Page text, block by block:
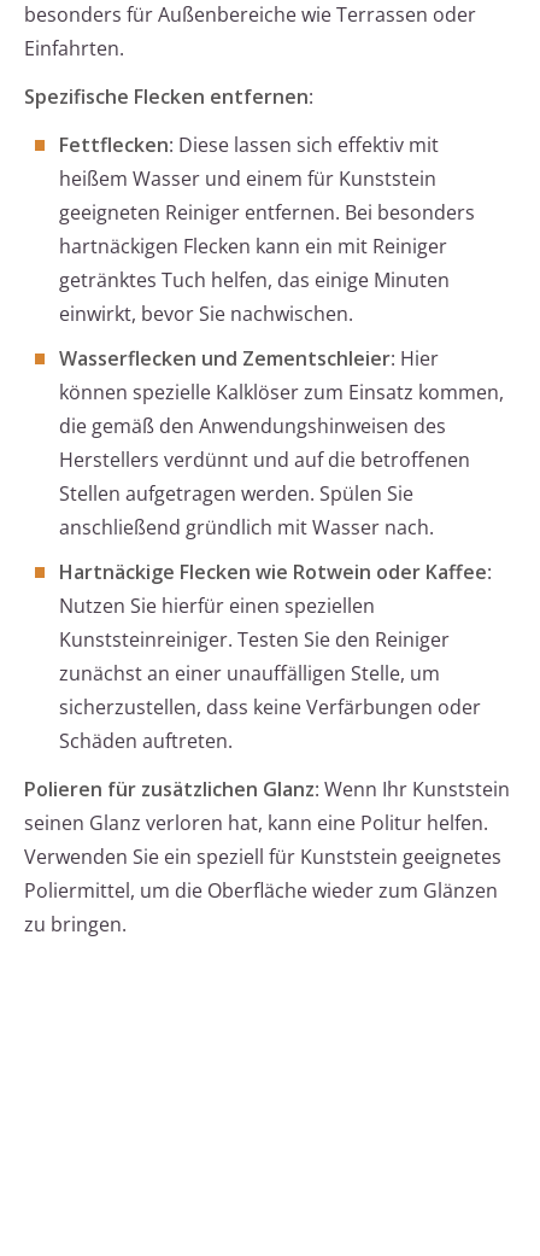
besonders für Außenbereiche wie Terrassen oder
Einfahrten.
Spezifische Flecken entfernen:
Fettflecken: Diese lassen sich effektiv mit
heißem Wasser und einem für Kunststein
geeigneten Reiniger entfernen. Bei besonders
hartnäckigen Flecken kann ein mit Reiniger
getränktes Tuch helfen, das einige Minuten
einwirkt, bevor Sie nachwischen.
Wasserflecken und Zementschleier: Hier
können spezielle Kalklöser zum Einsatz kommen,
die gemäß den Anwendungshinweisen des
Herstellers verdünnt und auf die betroffenen
Stellen aufgetragen werden. Spülen Sie
anschließend gründlich mit Wasser nach.
Hartnäckige Flecken wie Rotwein oder Kaffee:
Nutzen Sie hierfür einen speziellen
Kunststeinreiniger. Testen Sie den Reiniger
zunächst an einer unauffälligen Stelle, um
sicherzustellen, dass keine Verfärbungen oder
Schäden auftreten.
Polieren für zusätzlichen Glanz: Wenn Ihr Kunststein
seinen Glanz verloren hat, kann eine Politur helfen.
Verwenden Sie ein speziell für Kunststein geeignetes
Poliermittel, um die Oberfläche wieder zum Glänzen
zu bringen.